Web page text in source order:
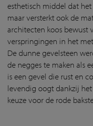
esthetisch middel dat
maar versterkt ook de
architecten koos bewust
verspringingen in het
De dunne gevelsteen
de negges te maken als
is een gevel die rust en
levendig oogt dankzij
keuze voor de rode